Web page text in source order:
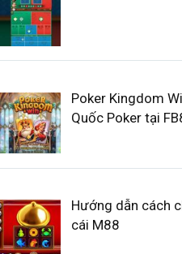
Poker Kingdom
Quốc Poker tại
Hướng dẫn cách
cái M88